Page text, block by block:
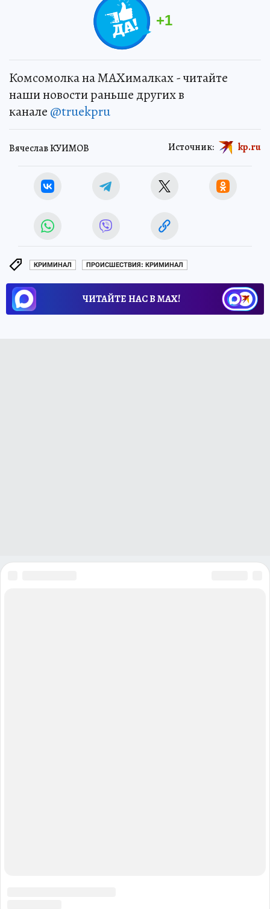
+1
Комсомолка на MAXималках - читайте
наши новости раньше других в
канале @truekpru
Вячеслав КУИМОВ Источник: kp.ru
КРИМИНАЛ ПРОИСШЕСТВИЯ: КРИМИНАЛ
ЧИТАЙТЕ НАС В МАХ!